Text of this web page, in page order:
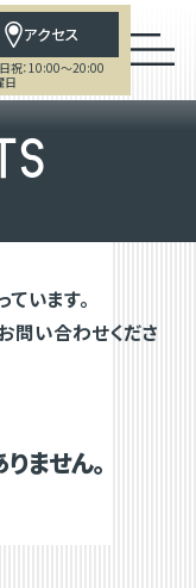
アクセス
祝：10:00～20:00
日
S
います。
問い合わせくださ
ません。